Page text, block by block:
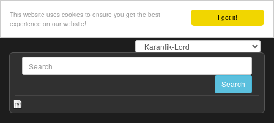
I got it!
This website uses cookies to ensure you get the best
experience on our website!